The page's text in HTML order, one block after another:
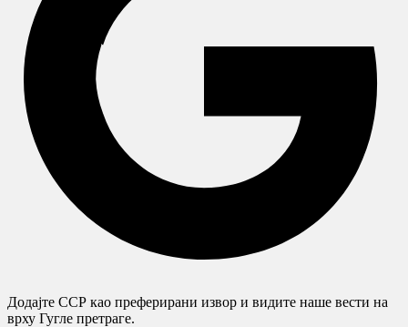
Додајте ССР као преферирани извор и видите наше вести на
врху Гугле претраге.